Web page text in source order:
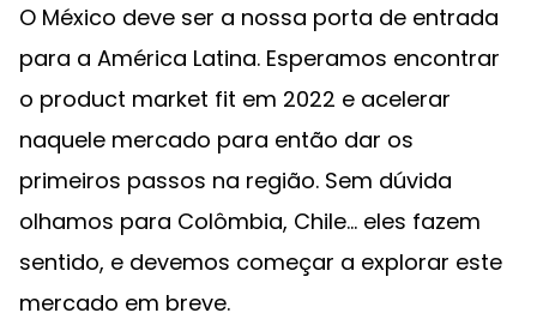
O México deve ser a nossa porta de entrada
para a América Latina. Esperamos encontrar
o product market fit em 2022 e acelerar
naquele mercado para então dar os
primeiros passos na região. Sem dúvida
olhamos para Colômbia, Chile… eles fazem
sentido, e devemos começar a explorar este
mercado em breve.